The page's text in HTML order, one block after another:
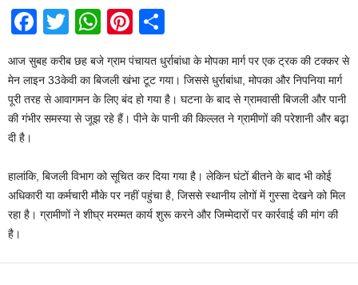
F
c
e
b
o
k
T
tt
er
W
at
s
A
p
Pi
er
e
st
h
ar
e
आज सुबह करीब छह बजे ग्राम पंचायत धुर्राबांधा के मोपका मार्ग पर एक ट्रक की टक्कर से
मेन लाइन 33केवी का बिजली खंभा टूट गया। जिससे धुर्राबांधा, मोपका और निपनिया मार्ग
पूरी तरह से आवागमन के लिए बंद हो गया है। घटना के बाद से ग्रामवासी बिजली और पानी
की गंभीर समस्या से जूझ रहे हैं। पीने के पानी की किल्लत ने ग्रामीणों की परेशानी और बढ़ा
दी है।
हालांकि, बिजली विभाग को सूचित कर दिया गया है। लेकिन घंटों बीतने के बाद भी कोई
अधिकारी या कर्मचारी मौके पर नहीं पहुंचा है, जिससे स्थानीय लोगों में गुस्सा देखने को मिल
रहा है। ग्रामीणों ने शीघ्र मरम्मत कार्य शुरू करने और जिम्मेदारों पर कार्रवाई की मांग की
है।